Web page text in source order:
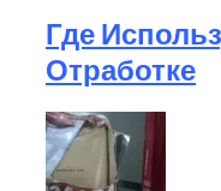
Где
Отработке